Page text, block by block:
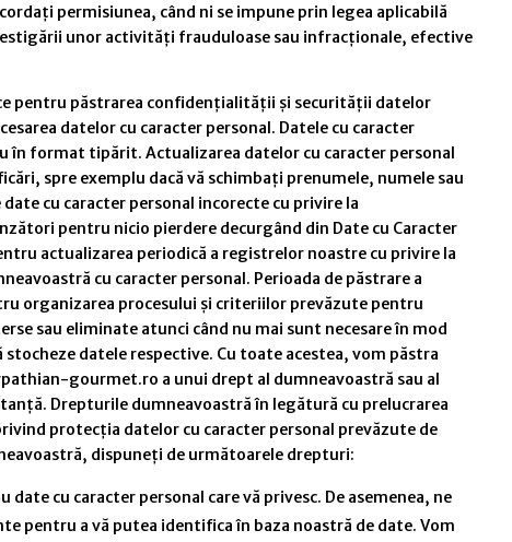
permisiunea, când ni se impune prin legea aplicabilă
unor activități frauduloase sau infracționale, efective
pentru păstrarea confidențialității și securității datelor
datelor cu caracter personal. Datele cu caracter
în format tipărit. Actualizarea datelor cu caracter personal
spre exemplu dacă vă schimbați prenumele, numele sau
cu caracter personal incorecte cu privire la
pentru nicio pierdere decurgând din Date cu Caracter
actualizarea periodică a registrelor noastre cu privire la
cu caracter personal. Perioada de păstrare a
organizarea procesului și criteriilor prevăzute pentru
sau eliminate atunci când nu mai sunt necesare în mod
datele respective. Cu toate acestea, vom păstra
gourmet.ro a unui drept al dumneavoastră sau al
Drepturile dumneavoastră în legătură cu prelucrarea
protecția datelor cu caracter personal prevăzute de
dispuneți de următoarele drepturi:
cu caracter personal care vă privesc. De asemenea, ne
pentru a vă putea identifica în baza noastră de date. Vom